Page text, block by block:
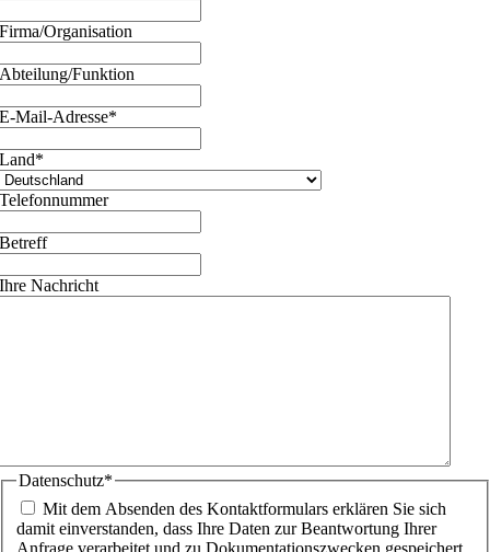
Firma/Organisation
Abteilung/Funktion
E-Mail-Adresse*
Land*
Telefonnummer
Betreff
Ihre Nachricht
Datenschutz*
Mit dem Absenden des Kontaktformulars erklären Sie sich
damit einverstanden, dass Ihre Daten zur Beantwortung Ihrer
Anfrage verarbeitet und zu Dokumentationszwecken gespeichert